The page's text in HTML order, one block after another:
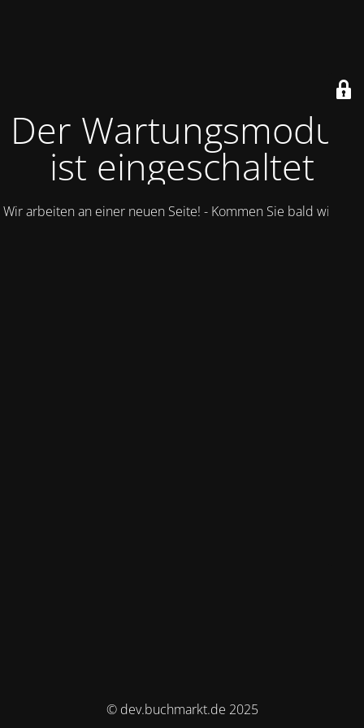
Der Wartungsmodus
ist eingeschaltet
Wir arbeiten an einer neuen Seite! - Kommen Sie bald wieder.
© dev.buchmarkt.de 2025